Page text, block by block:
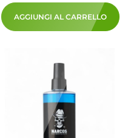
AGGIUNGI AL CARRELLO